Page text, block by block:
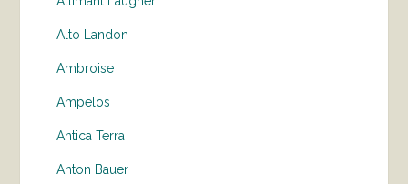
Alto Landon
Ambroise
Ampelos
Antica Terra
Anton Bauer